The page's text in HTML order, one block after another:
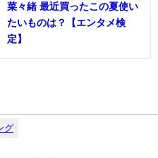
菜々緒 最近買ったこの夏使い
たいものは？【エンタメ検
定】
グ